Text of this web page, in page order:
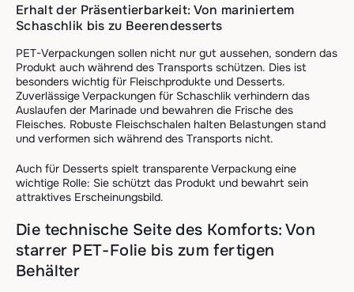
Erhalt der Präsentierbarkeit: Von mariniertem
Schaschlik bis zu Beerendesserts
PET-Verpackungen sollen nicht nur gut aussehen, sondern das
Produkt auch während des Transports schützen. Dies ist
besonders wichtig für Fleischprodukte und Desserts.
Zuverlässige Verpackungen für Schaschlik verhindern das
Auslaufen der Marinade und bewahren die Frische des
Fleisches. Robuste Fleischschalen halten Belastungen stand
und verformen sich während des Transports nicht.
Auch für Desserts spielt transparente Verpackung eine
wichtige Rolle: Sie schützt das Produkt und bewahrt sein
attraktives Erscheinungsbild.
Die technische Seite des Komforts: Von
starrer PET-Folie bis zum fertigen
Behälter